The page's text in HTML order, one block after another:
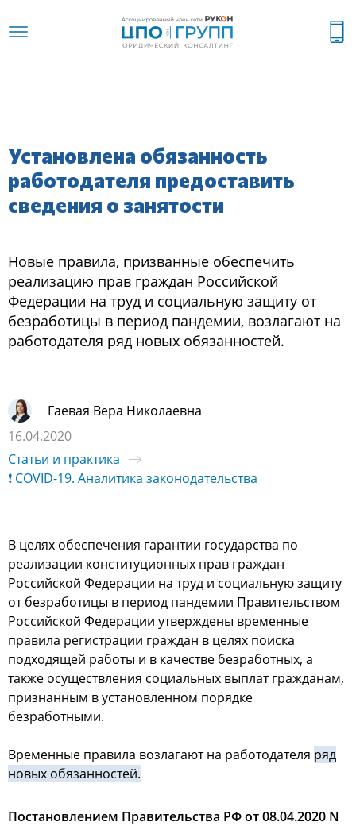
Установлена обязанность
работодателя предоставить
сведения о занятости
Новые правила, призванные обеспечить
реализацию прав граждан Российской
Федерации на труд и социальную защиту от
безработицы в период пандемии, возлагают на
работодателя ряд новых обязанностей.
Гаевая Вера Николаевна
16.04.2020
Статьи и практика
❗ COVID-19. Аналитика законодательства
В целях обеспечения гарантии государства по
реализации конституционных прав граждан
Российской Федерации на труд и социальную защиту
от безработицы в период пандемии Правительством
Российской Федерации утверждены временные
правила регистрации граждан в целях поиска
подходящей работы и в качестве безработных, а
также осуществления социальных выплат гражданам,
признанным в установленном порядке
безработными.
Временные правила возлагают на работодателя ряд
новых обязанностей.
Постановлением Правительства РФ от 08.04.2020 N